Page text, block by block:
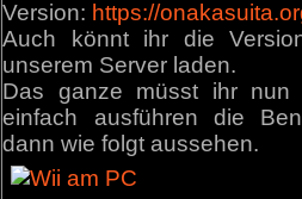
Version: https://
Auch könnt ihr die
unserem Server laden.
Das ganze müsst ihr nun
einfach ausführen die
dann wie folgt aussehen.